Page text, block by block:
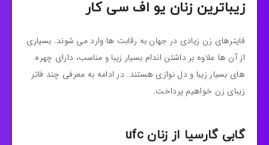
زیباترین زنان یو اف سی کار
فایترهای زن زیادی در جهان به رقابت ها وارد می شوند. بسیاری
از آن ها علاوه بر داشتن اندام بسیار زیبا و مناسب، دارای چهره
های بسیار زیبا و دل نوازی هستند. در ادامه به معرفی چند فاتر
زیبای زن خواهیم پرداخت.
گابی گارسیا از زنان ufc